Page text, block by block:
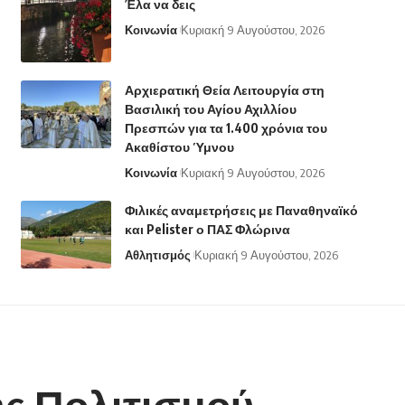
Έλα να δεις
Κοινωνία Κυριακή 9 Αυγούστου, 2026
Αρχιερατική Θεία Λειτουργία στη
Βασιλική του Αγίου Αχιλλίου
Πρεσπών για τα 1.400 χρόνια του
Ακαθίστου Ύμνου
Κοινωνία Κυριακή 9 Αυγούστου, 2026
Φιλικές αναμετρήσεις με Παναθηναϊκό
και Pelister ο ΠΑΣ Φλώρινα
Αθλητισμός Κυριακή 9 Αυγούστου, 2026